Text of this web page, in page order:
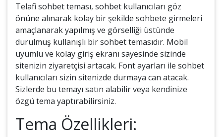
Telafi sohbet teması, sohbet kullanıcıları göz
önüne alınarak kolay bir şekilde sohbete girmeleri
amaçlanarak yapılmış ve görselliği üstünde
durulmuş kullanışlı bir sohbet temasıdır. Mobil
uyumlu ve kolay giriş ekranı sayesinde sizinde
sitenizin ziyaretçisi artacak. Font ayarları ile sohbet
kullanıcıları sizin sitenizde durmaya can atacak.
Sizlerde bu temayı satın alabilir veya kendinize
özgü tema yaptırabilirsiniz.
Tema Özellikleri: